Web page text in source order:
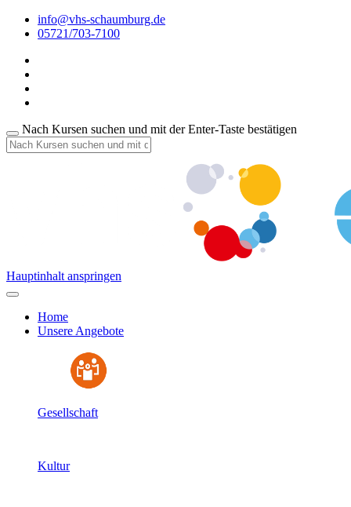
info@vhs-schaumburg.de
05721/703-7100
Nach Kursen suchen und mit der Enter-Taste bestätigen
Hauptinhalt anspringen
Home
Unsere Angebote
Gesellschaft
Kultur